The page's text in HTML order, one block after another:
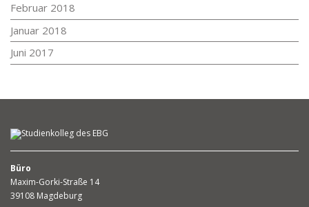
Februar 2018
Januar 2018
Juni 2017
Büro
Maxim-Gorki-Straße 14
39108 Magdeburg